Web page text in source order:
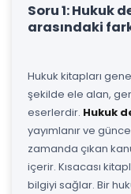
Soru 1: Hukuk
arasındaki
Hukuk kitapları
şekilde ele alan,
eserlerdir. Hukuk
yayımlanır ve
zamanda çıkan
içerir. Kısacası
bilgiyi sağlar. Bir